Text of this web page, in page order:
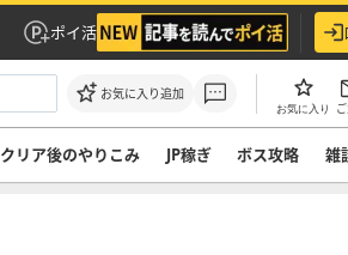
ポイ活
お気に入り追加
お気に入り
クリア後のやりこみ JP稼ぎ ボス攻略 雑